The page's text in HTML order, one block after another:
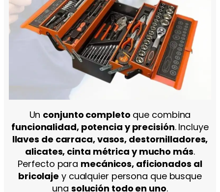
Un conjunto completo que combina
funcionalidad, potencia y precisión. Incluye
llaves de carraca, vasos, destornilladores,
alicates, cinta métrica y mucho más.
Perfecto para mecánicos, aficionados al
bricolaje y cualquier persona que busque
una solución todo en uno.